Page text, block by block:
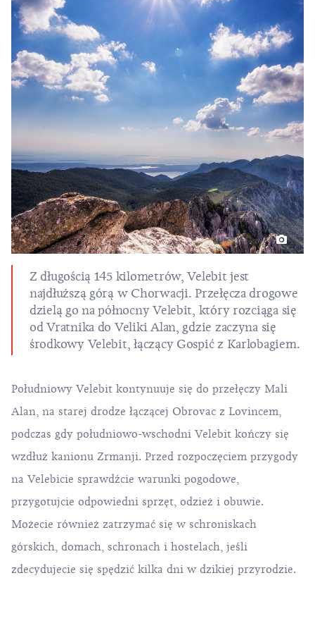
Z długością 145 kilometrów, Velebit jest
najdłuższą górą w Chorwacji. Przełęcza drogowe
dzielą go na północny Velebit, który rozciąga się
od Vratnika do Veliki Alan, gdzie zaczyna się
środkowy Velebit, łączący Gospić z Karlobagiem.
Południowy Velebit kontynuuje się do przełęczy Mali
Alan, na starej drodze łączącej Obrovac z Lovincem,
podczas gdy południowo-wschodni Velebit kończy się
wzdłuż kanionu Zrmanji. Przed rozpoczęciem przygody
na Velebicie sprawdźcie warunki pogodowe,
przygotujcie odpowiedni sprzęt, odzież i obuwie.
Możecie również zatrzymać się w schroniskach
górskich, domach, schronach i hostelach, jeśli
zdecydujecie się spędzić kilka dni w dzikiej przyrodzie.